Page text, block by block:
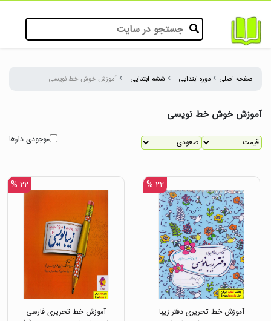
صفحه اصلی دوره ابتدایی ششم ابتدایی آموزش خوش خط نویسی
آموزش خوش خط نویسی
موجودی دارها
۲۲ %
آموزش خط تحریری دفتر زیبا
۲۲ %
آموزش خط تحریری فارسی